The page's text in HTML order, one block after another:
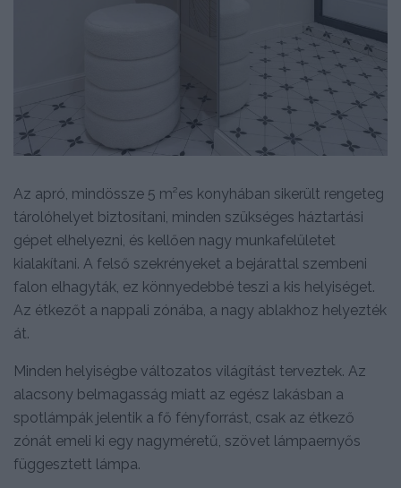
Az apró, mindössze 5 m²es konyhában sikerült rengeteg
tárolóhelyet biztosítani, minden szükséges háztartási
gépet elhelyezni, és kellően nagy munkafelületet
kialakítani. A felső szekrényeket a bejárattal szembeni
falon elhagyták, ez könnyedebbé teszi a kis helyiséget.
Az étkezőt a nappali zónába, a nagy ablakhoz helyezték
át.
Minden helyiségbe változatos világítást terveztek. Az
alacsony belmagasság miatt az egész lakásban a
spotlámpák jelentik a fő fényforrást, csak az étkező
zónát emeli ki egy nagyméretű, szövet lámpaernyős
függesztett lámpa.